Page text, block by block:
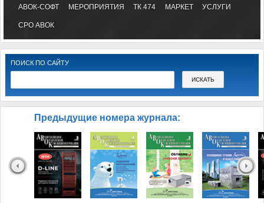
АВОК-СОФТ МЕРОПРИЯТИЯ ТК 474 МАРКЕТ УСЛУГИ
СРО АВОК
ПОИСК ПО САЙТУ
Предыдущие номера журнала: